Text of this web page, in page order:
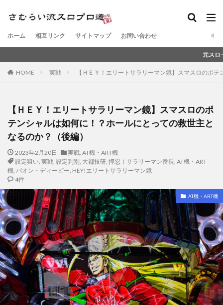
ホーム 相互リンク サイトマップ お問い合わせ
元スロットメーカー営業
HOME 実戦 【ＨＥＹ！エリートサラリーマン鏡】スマスロのポ
【ＨＥＹ！エリートサラリーマン鏡】スマスロのポ
テンシャルは如何に！？ホールにとっての救世主と
なるのか？（後編）
2023年2月20日 実戦, AT機・ART機
設定狙い, 実戦, 設定判別, 大都技研, 押忍！サラリーマン番長, AT機・ART
機, パオン・ディーピー, HEY!エリートサラリーマン鏡
4件
AT機・ART機